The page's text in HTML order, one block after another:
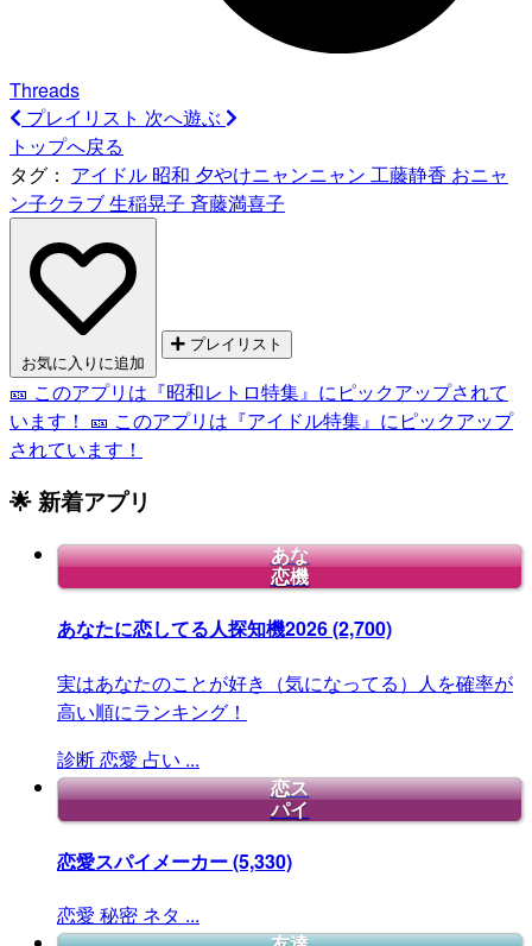
Threads
プレイリスト 次へ遊ぶ
トップへ戻る
タグ： アイドル 昭和 夕やけニャンニャン 工藤静香 おニャ
ン子クラブ生稲晃子 斉藤満喜子
お気に入りに追加
プレイリスト
🎫 このアプリは『昭和レトロ特集』にピックアップされて
います！ 🎫 このアプリは『アイドル特集』にピックアップ
されています！
🌟 新着アプリ
あな
恋機
あなたに恋してる人探知機2026(2,700)
実はあなたのことが好き（気になってる）人を確率が
高い順にランキング！
診断恋愛 占い ...
恋ス
パイ
恋愛スパイメーカー(5,330)
恋愛 秘密 ネタ ...